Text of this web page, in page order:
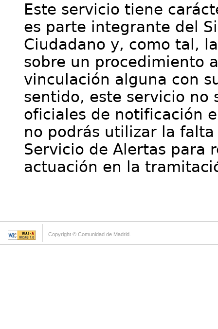
Este servicio tiene
es parte integrante del
Ciudadano y, como tal,
sobre un procedimiento
vinculación alguna con
sentido, este servicio no
oficiales de notificación
no podrás utilizar la
Servicio de Alertas para
actuación en la
Copyright © Comunidad de Madrid.